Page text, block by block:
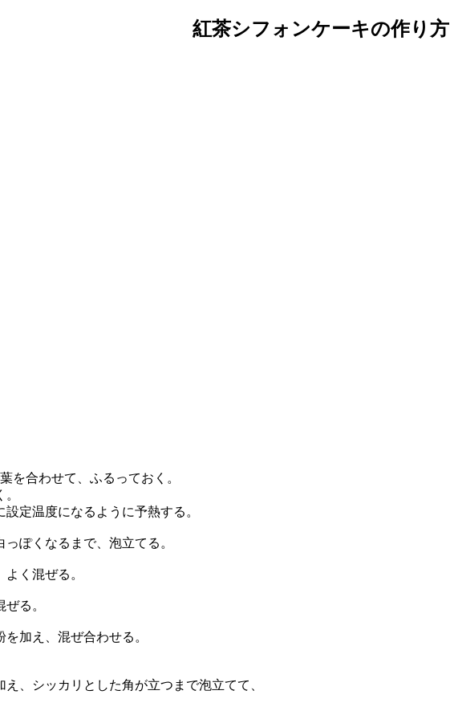
紅茶シフォンケーキの作り方
合わせて、ふるっておく。
定温度になるように予熱する。
ぽくなるまで、泡立てる。
く混ぜる。
る。
加え、混ぜ合わせる。
、シッカリとした角が立つまで泡立てて、